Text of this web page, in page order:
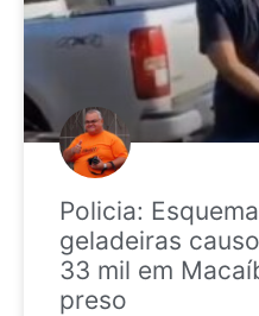
Policia:
geladeiras
33 mil em
preso